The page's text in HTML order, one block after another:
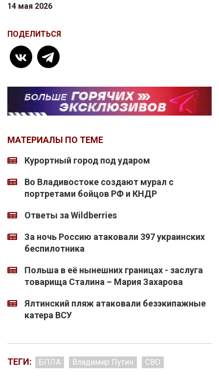
14 мая 2026
ПОДЕЛИТЬСЯ
МАТЕРИАЛЫ ПО ТЕМЕ
Курортный город под ударом
Во Владивостоке создают мурал с
портретами бойцов РФ и КНДР
Ответы за Wildberries
За ночь Россию атаковали 397 украинских
беспилотника
Польша в её нынешних границах - заслуга
товарища Сталина – Мария Захарова
Ялтинский пляж атаковали безэкипажные
катера ВСУ
ТЕГИ: БПЛА Владимир Путин СВО